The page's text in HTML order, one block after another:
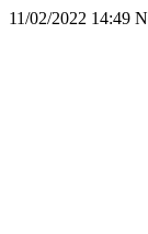
11/02/2022 14:49